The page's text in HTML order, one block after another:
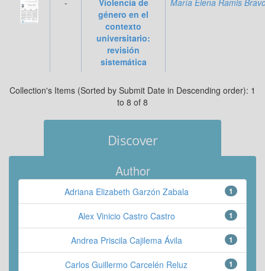
género en el
contexto
universitario:
revisión
sistemática
Collection's Items (Sorted by Submit Date in Descending order): 1
to 8 of 8
Discover
Author
1
Adriana Elizabeth Garzón Zabala
1
Alex Vinicio Castro Castro
1
Andrea Priscila Cajilema Ávila
1
Carlos Guillermo Carcelén Reluz